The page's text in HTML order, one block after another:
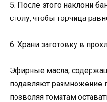
5. После этого наклони
столу, чтобы горчица
6. Храни заготовку в
Эфирные масла,
подавляют размножение
позволяя томатам